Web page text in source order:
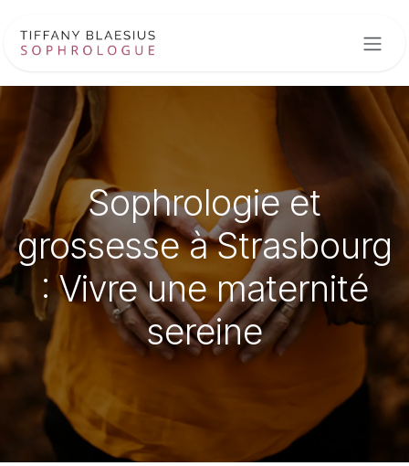
Sophrologie et
grossesse à Strasbourg
: Vivre une maternité
sereine